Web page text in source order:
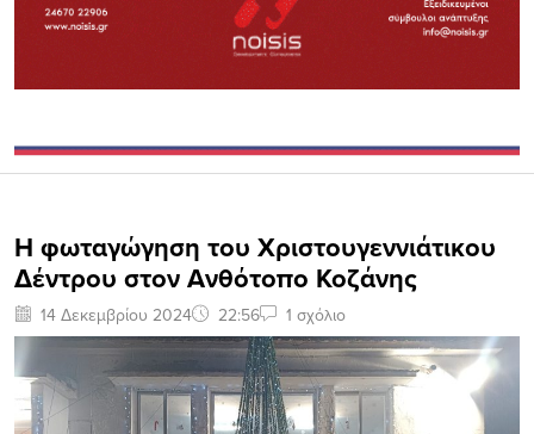
H φωταγώγηση του Χριστουγεννιάτικου
Δέντρου στον Ανθότοπο Κοζάνης
14 Δεκεμβρίου 2024 22:56 1 σχόλιο